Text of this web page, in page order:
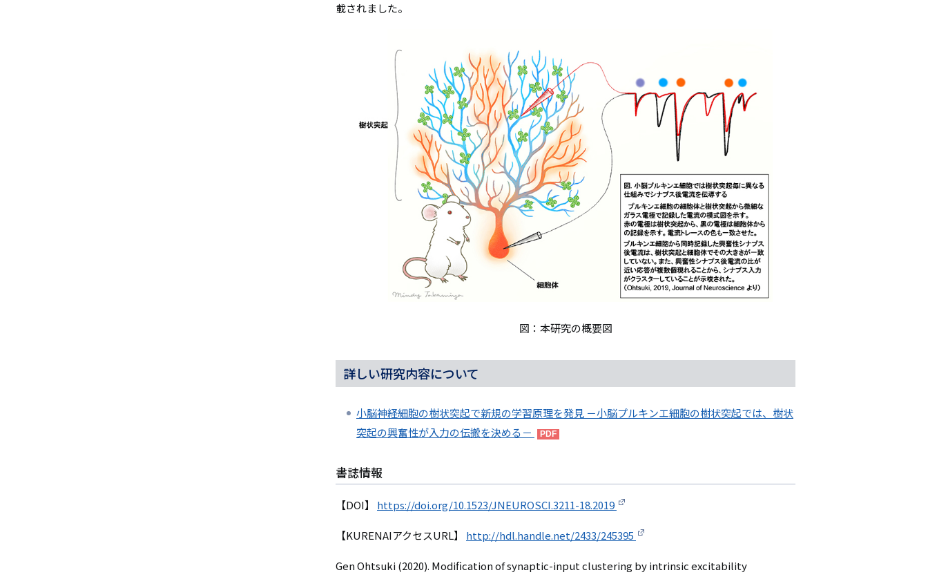
載されました。
図：本研究の概要図
詳しい研究内容について
小脳神経細胞の樹状突起で新規の学習原理を発見 －小脳プルキンエ細胞の樹状突起では、樹状
突起の興奮性が入力の伝搬を決める－
書誌情報
【DOI】 https://doi.org/10.1523/JNEUROSCI.3211-18.2019
【KURENAIアクセスURL】 http://hdl.handle.net/2433/245395
Gen Ohtsuki (2020). Modification of synaptic-input clustering by intrinsic excitability